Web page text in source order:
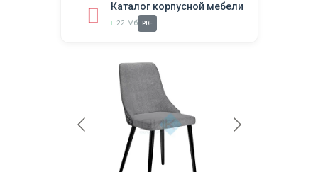
Каталог корпусной мебели
22 Мб PDF